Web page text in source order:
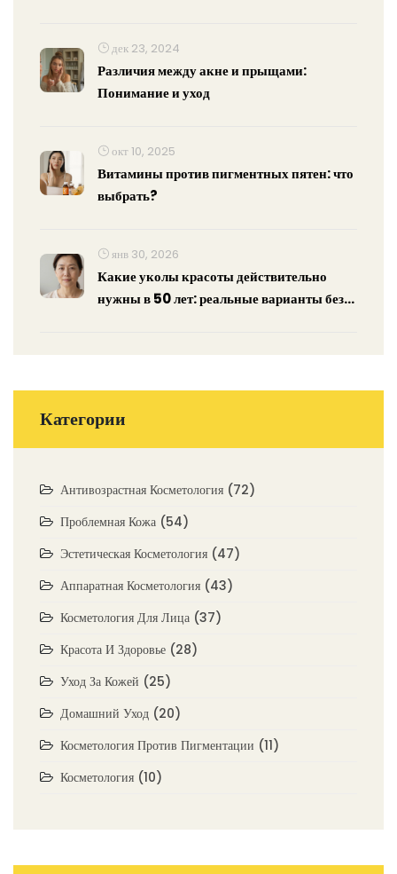
дек 23, 2024
Различия между акне и прыщами:
Понимание и уход
окт 10, 2025
Витамины против пигментных пятен: что
выбрать?
янв 30, 2026
Какие уколы красоты действительно
нужны в 50 лет: реальные варианты без
Категории
Антивозрастная Косметология (72)
Проблемная Кожа (54)
Эстетическая Косметология (47)
Аппаратная Косметология (43)
Косметология Для Лица (37)
Красота И Здоровье (28)
Уход За Кожей (25)
Домашний Уход (20)
Косметология Против Пигментации (11)
Косметология (10)